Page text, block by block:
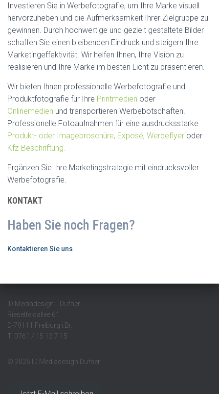
Investieren Sie in Werbefotografie, um Ihre Marke visuell
hervorzuheben und die Aufmerksamkeit Ihrer Zielgruppe zu
gewinnen. Durch hochwertige und gezielt gestaltete Bilder
schaffen Sie einen bleibenden Eindruck und steigern Ihre
Marketingeffektivität. Wir helfen Ihnen, Ihre Vision zu
realisieren und Ihre Marke im besten Licht zu präsentieren.
Wir bieten Ihnen professionelle Werbefotografie und
Produktfotografie für Ihre Printmedien oder
Onlinemedien und transportieren Werbebotschaften.
Professionelle Fotoaufnahmen für eine ausdrucksstarke
Produkt- oder Imagebroschüre, Exposé, Werbeflyer oder
Kfz-Beschriftung.
Ergänzen Sie Ihre Marketingstrategie mit eindrucksvoller
Werbefotografie.
KONTAKT
Haben Sie noch Fragen?
Kontaktieren Sie uns
ID Mediadesign I. Dufner
Rieselfeldallee 61
D-79111 Freiburg i.Br.
T. 0761 / 15 13 7 15
© 2026 ID Mediadesign Dufner